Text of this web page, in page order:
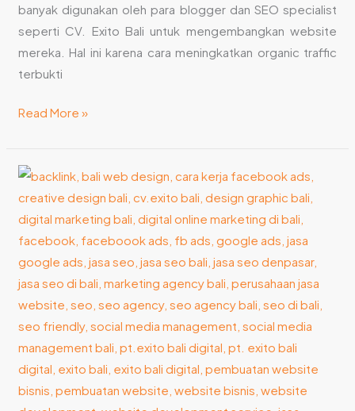
banyak digunakan oleh para blogger dan SEO specialist
seperti CV. Exito Bali untuk mengembangkan website
mereka. Hal ini karena cara meningkatkan organic traffic
terbukti
Read More »
Jasa
Social
Media
Management:
Solusi
Bisnis
Modern